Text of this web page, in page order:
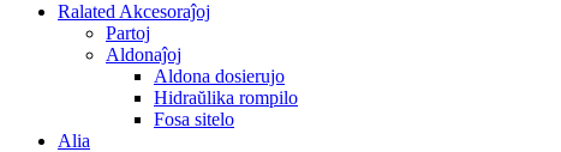
Ralated Akcesoraĵoj
Partoj
Aldonaĵoj
Aldona dosierujo
Hidraŭlika rompilo
Fosa sitelo
Alia